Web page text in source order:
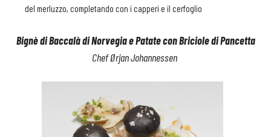
del merluzzo, completando con i capperi e il cerfoglio
Bignè di Baccalà di Norvegia e Patate con Briciole di Pancetta
Chef Ørjan Johannessen